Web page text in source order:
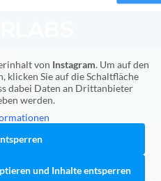
von Instagram. Um auf den
klicken Sie auf die Schaltfläche
dabei Daten an Drittanbieter
werden.
und Inhalte entsperren